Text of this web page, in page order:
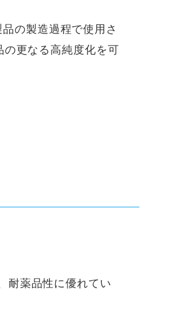
の製造過程で使用さ
更なる高純度化を可
耐薬品性に優れてい